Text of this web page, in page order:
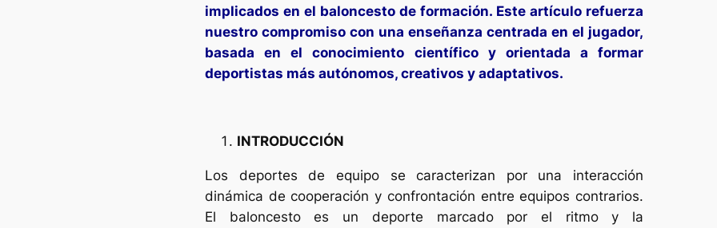
implicados en el baloncesto de formación. Este artículo refuerza
nuestro compromiso con una enseñanza centrada en el jugador,
basada en el conocimiento científico y orientada a formar
deportistas más autónomos, creativos y adaptativos.
INTRODUCCIÓN
Los deportes de equipo se caracterizan por una interacción
dinámica de cooperación y confrontación entre equipos contrarios.
El baloncesto es un deporte marcado por el ritmo y la